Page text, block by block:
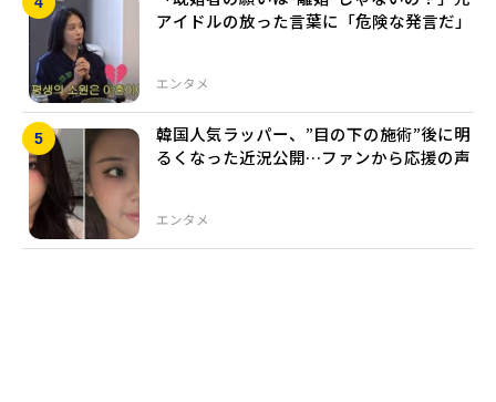
エンタメ
アイドルの放った言葉に「危険な発言だ」
エンタメ
韓国人気ラッパー、”目の下の施術”後に明
るくなった近況公開…ファンから応援の声